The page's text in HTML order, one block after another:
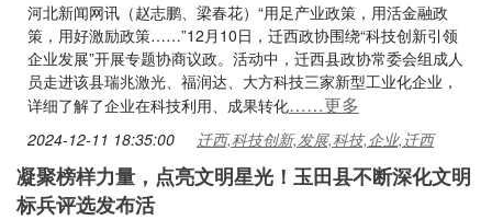
河北新闻网讯（赵志鹏、梁春花）“用足产业政策，用活金融政
策，用好激励政策……”12月10日，迁西政协围绕“科技创新引领
企业发展”开展专题协商议政。活动中，迁西县政协常委会组成人
员走进该县瑞兆激光、福润达、大方科技三家新型工业化企业，
详细了解了企业在科技利用、成果转化……更多
2024-12-11 18:35:00 迁西,科技创新,发展,科技,企业,迁西
凝聚榜样力量，点亮文明星光！玉田县不断深化文明
标兵评选发布活